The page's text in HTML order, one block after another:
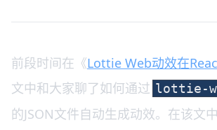
前段时间在《Lottie Web动效在
文中和大家聊了如何通过 lottie-
的JSON文件自动生成动效。在该文